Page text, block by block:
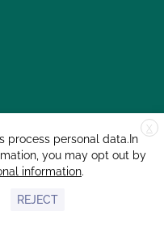
95060 © 2025 CCOF.org
X
process personal data.In
you may opt out by
information.
REJECT